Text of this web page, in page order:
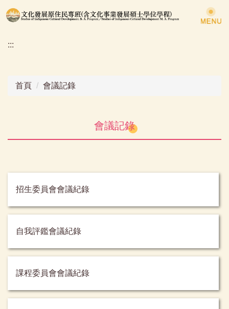
跳
到
要
:::
首頁 會議記錄
會議記錄
招生委員會會議紀錄
自我評鑑會議紀錄
課程委員會會議紀錄